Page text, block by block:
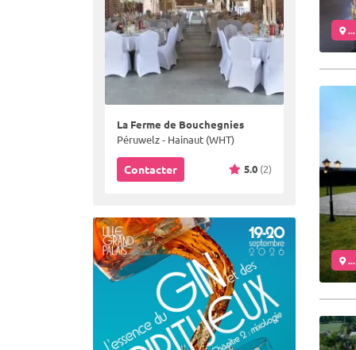
La Ferme de Bouchegnies
Péruwelz - Hainaut (WHT)
Contacter 5.0 (2)
...
...